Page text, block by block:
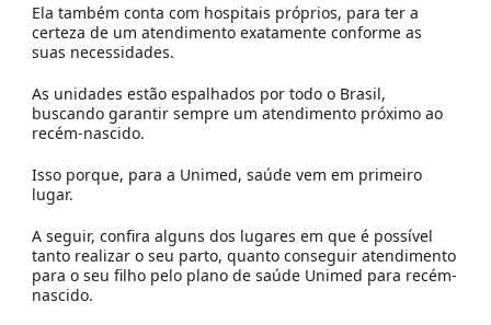
Ela também conta com hospitais próprios, para ter a
certeza de um atendimento exatamente conforme as
suas necessidades.
As unidades estão espalhados por todo o Brasil,
buscando garantir sempre um atendimento próximo ao
recém-nascido.
Isso porque, para a Unimed, saúde vem em primeiro
lugar.
A seguir, confira alguns dos lugares em que é possível
tanto realizar o seu parto, quanto conseguir atendimento
para o seu filho pelo plano de saúde Unimed para recém-
nascido.